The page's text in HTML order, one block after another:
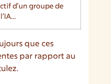
d’un groupe de
que ces
par rapport au